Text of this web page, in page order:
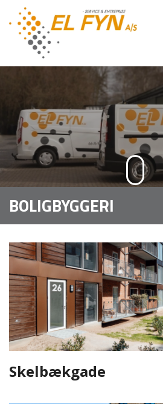
til
hovedindhold
BOLIGBYGGERI
Skelbækgade